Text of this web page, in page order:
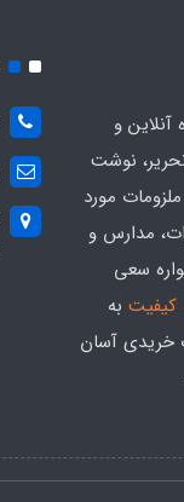
آنلاین و
نوشت
مورد
مدارس و
سعی
کیفیتبه
خریدی آسان